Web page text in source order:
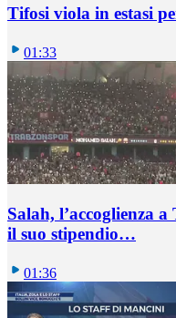
Tifosi viola in estasi
01:33
Salah, l’accoglienza
il suo stipendio…
01:36